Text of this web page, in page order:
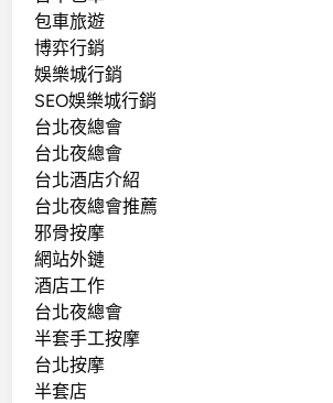
包車旅遊
博弈行銷
娛樂城行銷
SEO娛樂城行銷
台北夜總會
台北夜總會
台北酒店介紹
台北夜總會推薦
邪骨按摩
網站外鏈
酒店工作
台北夜總會
半套手工按摩
台北按摩
半套店